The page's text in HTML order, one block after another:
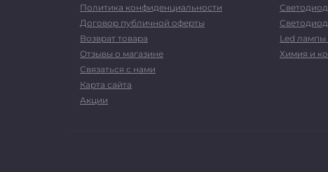
Политика конфиденциальности
Договор публичной оферты
Возврат товара
Отзывы о магазине
Связаться с нами
Карта сайта
Акции
Led лампы
Химия и